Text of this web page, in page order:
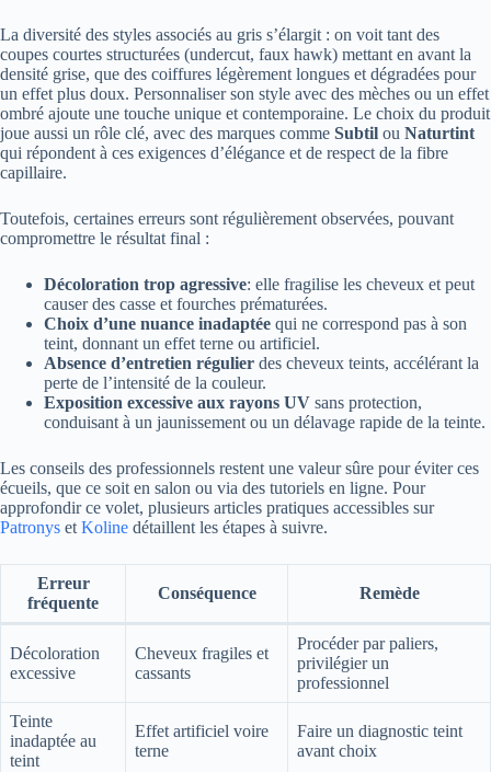
La diversité des styles associés au gris s’élargit : on voit tant des
coupes courtes structurées (undercut, faux hawk) mettant en avant la
densité grise, que des coiffures légèrement longues et dégradées pour
un effet plus doux. Personnaliser son style avec des mèches ou un effet
ombré ajoute une touche unique et contemporaine. Le choix du produit
joue aussi un rôle clé, avec des marques comme Subtil ou Naturtint
qui répondent à ces exigences d’élégance et de respect de la fibre
capillaire.
Toutefois, certaines erreurs sont régulièrement observées, pouvant
compromettre le résultat final :
Décoloration trop agressive: elle fragilise les cheveux et peut
causer des casse et fourches prématurées.
Choix d’une nuance inadaptée qui ne correspond pas à son
teint, donnant un effet terne ou artificiel.
Absence d’entretien régulier des cheveux teints, accélérant la
perte de l’intensité de la couleur.
Exposition excessive aux rayons UV sans protection,
conduisant à un jaunissement ou un délavage rapide de la teinte.
Les conseils des professionnels restent une valeur sûre pour éviter ces
écueils, que ce soit en salon ou via des tutoriels en ligne. Pour
approfondir ce volet, plusieurs articles pratiques accessibles sur
Patronys et Koline détaillent les étapes à suivre.
Erreur
fréquente
Conséquence Remède
Décoloration
excessive
Cheveux fragiles et
cassants
Procéder par paliers,
privilégier un
professionnel
Teinte
inadaptée au
teint
Effet artificiel voire
terne
Faire un diagnostic teint
avant choix